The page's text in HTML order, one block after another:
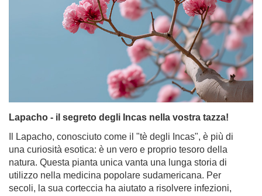
Lapacho - il segreto degli Incas nella vostra tazza!
Il Lapacho, conosciuto come il "tè degli Incas", è più di
una curiosità esotica: è un vero e proprio tesoro della
natura. Questa pianta unica vanta una lunga storia di
utilizzo nella medicina popolare sudamericana. Per
secoli, la sua corteccia ha aiutato a risolvere infezioni,
guadagnando popolarità come ingrediente di tisane e
yerba mate. Scoprite cos'è la corteccia di Pau d'Arco,
quali proprietà possiede e come potete integrare questo
affascinante ingrediente nella vostra routine quotidiana.
Per saperne di più